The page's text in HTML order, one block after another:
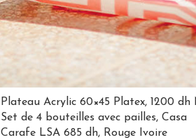
Plateau Acrylic 60×45 Platex, 1200 dh
Set de 4 bouteilles avec pailles, Casa
Carafe LSA 685 dh, Rouge Ivoire